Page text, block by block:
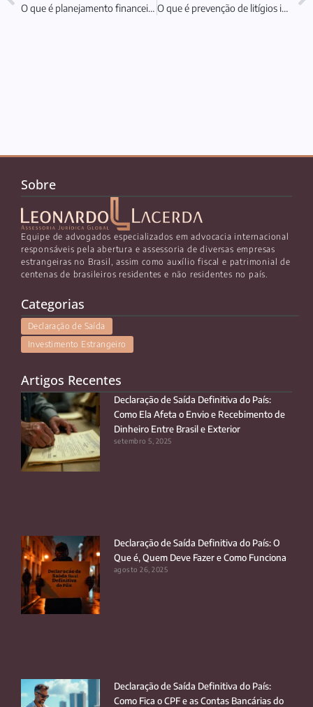
O que é planejamento financeiro para expatriados: Guia Completo O que é prevenção de litígios internacionais: Entenda agora
Sobre
Equipe de advogados especializados em advocacia internacional
responsáveis pela abertura e assessoria de diversas empresas
estrangeiras no Brasil, assim como auxílio fiscal e patrimonial de
centenas de brasileiros residentes e não residentes no país.
Categorias
Declaração de Saída
Investimento Estrangeiro
Artigos Recentes
Declaração de Saída Definitiva do País:
Como Ela Afeta o Envio e Recebimento de
Dinheiro Entre Brasil e Exterior
setembro 5, 2025
Declaração de Saída Definitiva do País: O
Que é, Quem Deve Fazer e Como Funciona
agosto 26, 2025
Declaração de Saída Definitiva do País:
Como Fica o CPF e as Contas Bancárias do